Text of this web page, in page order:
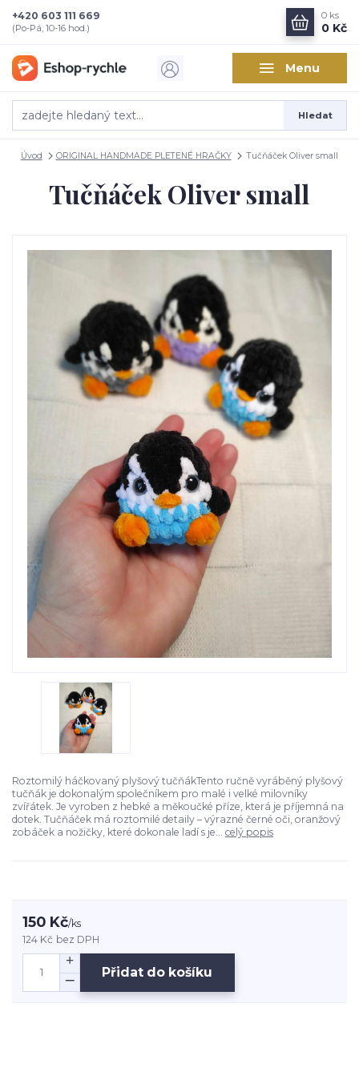
Menu
Hledat
+420 603 111 669
(Po-Pá, 10-16 hod.)
0 ks
0 Kč
Úvod ORIGINAL HANDMADE PLETENÉ HRAČKY Tučňáček Oliver small
Tučňáček Oliver small
Roztomilý háčkovaný plyšový tučňákTento ručně vyráběný plyšový
tučňák je dokonalým společníkem pro malé i velké milovníky
zvířátek. Je vyroben z hebké a měkoučké příze, která je příjemná na
dotek. Tučňáček má roztomilé detaily – výrazné černé oči, oranžový
zobáček a nožičky, které dokonale ladí s je... celý popis
150 Kč/ks
124 Kč bez DPH
Přidat do košíku